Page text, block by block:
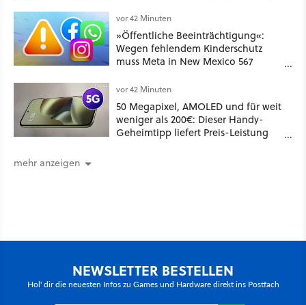
vor 42 Minuten
»Öffentliche Beeinträchtigung«:
Wegen fehlendem Kinderschutz
muss Meta in New Mexico 567
vor 42 Minuten
50 Megapixel, AMOLED und für weit
weniger als 200€: Dieser Handy-
Geheimtipp liefert Preis-Leistung
mehr anzeigen
NEWSLETTER BESTELLEN
Hol' dir die neuesten Infos zu Games und Hardware direkt ins Postfach